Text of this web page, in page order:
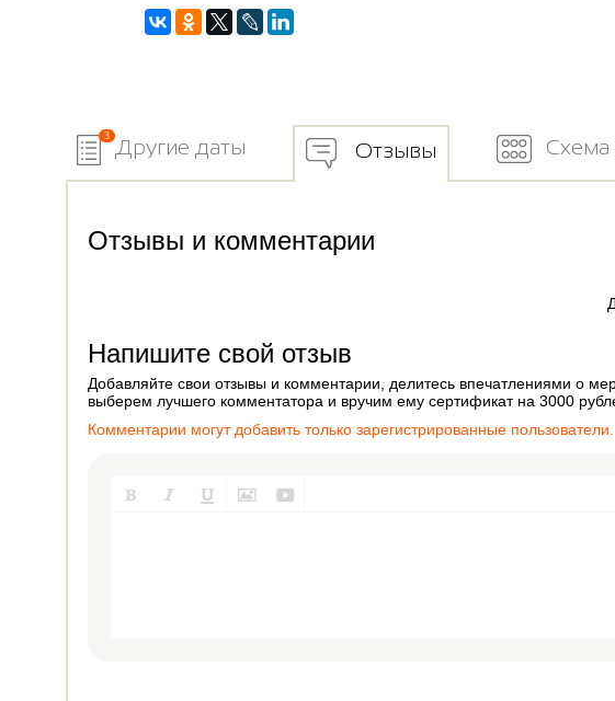
3 Другие даты Отзывы Схема
Отзывы и комментарии
Напишите свой отзыв
Добавляйте свои отзывы и комментарии, делитесь впечатлениями о
выберем лучшего комментатора и вручим ему сертификат на 3000
Комментарии могут добавить только зарегистрированные пользователи.
    